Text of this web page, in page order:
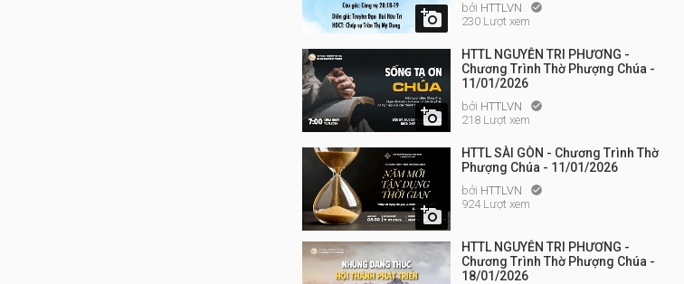
 bởi HTTLVN 
230 Lượt xem

HTTL NGUYỄN TRI PHƯƠNG -
Chương Trình Thờ Phượng Chúa -
11/01/2026
bởi HTTLVN 
218 Lượt xem

HTTL SÀI GÒN - Chương Trình Thờ
Phượng Chúa - 11/01/2026
bởi HTTLVN 
924 Lượt xem
HTTL NGUYỄN TRI PHƯƠNG -
Chương Trình Thờ Phượng Chúa -
18/01/2026